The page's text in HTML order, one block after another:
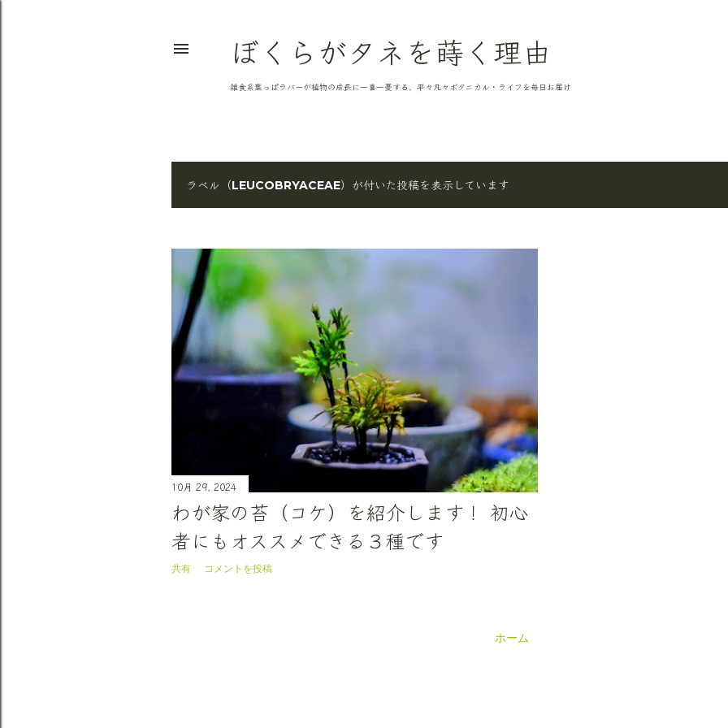
ぼくらがタネを蒔く理由
雑食系葉っぱラバーが植物の成長に一喜一憂する、平々凡々ボタニカル・ライフを毎日お届け
投ラベル（LEUCOBRYACEAE）が付いた投稿を表示しています
10月 29, 2024
わが家の苔（コケ）を紹介します！ 初心
者にもオススメできる３種です
共有 コメントを投稿
ホーム